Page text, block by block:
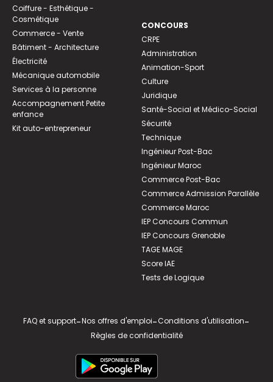
Coiffure - Esthétique -
Cosmétique
Commerce - Vente
Bâtiment - Architecture
Électricité
Mécanique automobile
Services à la personne
Accompagnement Petite
enfance
Kit auto-entrepreneur
CONCOURS
CRPE
Administration
Animation-Sport
Culture
Juridique
Santé-Social et Médico-Social
Sécurité
Technique
Ingénieur Post-Bac
Ingénieur Maroc
Commerce Post-Bac
Commerce Admission Parallèle
Commerce Maroc
IEP Concours Commun
IEP Concours Grenoble
TAGE MAGE
Score IAE
Tests de Logique
FAQ et support-Nos offres d'emploi-Conditions d'utilisation-
Règles de confidentialité